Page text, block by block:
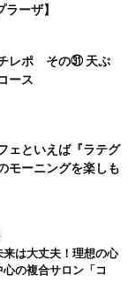
ーザ】
レポ その㉛ 天ぷ
ース
ェといえば『ラテグ
モーニングを楽しも
は大丈夫！理想の心
の複合サロン「コ